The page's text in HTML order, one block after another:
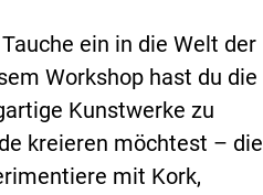
ein in die Welt der
Workshop hast du die
Kunstwerke zu
kreieren möchtest – die
mit Kork,